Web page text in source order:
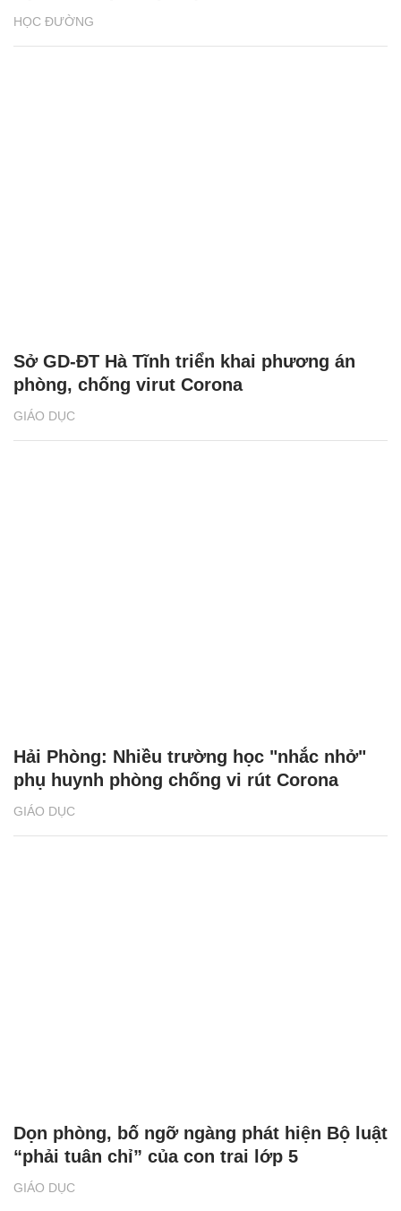
HỌC ĐƯỜNG
GIÁO DỤC
Sở GD-ĐT Hà Tĩnh triển khai phương án
phòng, chống virut Corona
GIÁO DỤC
Hải Phòng: Nhiều trường học "nhắc nhở"
phụ huynh phòng chống vi rút Corona
GIÁO DỤC
Dọn phòng, bố ngỡ ngàng phát hiện Bộ luật
“phải tuân chỉ” của con trai lớp 5